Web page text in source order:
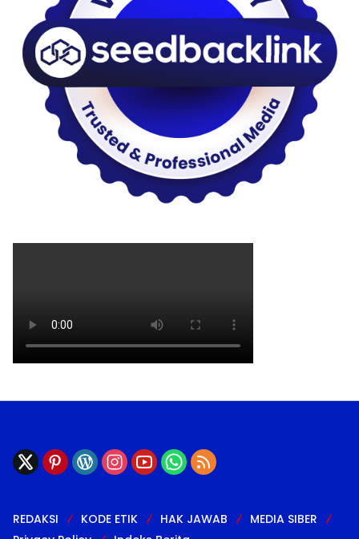
REDAKSI KODE ETIK HAK JAWAB
MEDIA SIBER